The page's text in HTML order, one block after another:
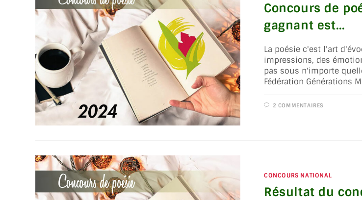
Concours de
gagnant est…
La poésie c'est l'art
impressions, des
pas sous n'importe
Fédération Générations
2 COMMENTAIRES
CONCOURS NATIONAL
Résultat du